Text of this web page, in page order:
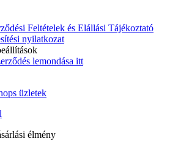
Feltételek és Elállási Tájékoztató
nyilatkozat
lemondása itt
üzletek
élmény